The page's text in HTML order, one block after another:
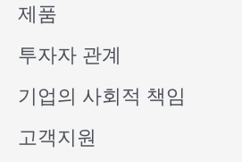
제품
투자자 관계
기업의 사회적 책임
고객지원